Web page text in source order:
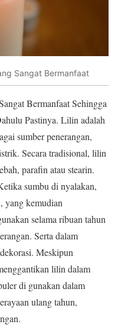
Sangat Bermanfaat
Bermanfaat Sehingga
Pastinya. Lilin adalah
sumber penerangan,
Secara tradisional, lilin
parafin atau stearin.
sumbu di nyalakan,
yang kemudian
selama ribuan tahun
Serta dalam
Meskipun
lilin dalam
di gunakan dalam
ulang tahun,